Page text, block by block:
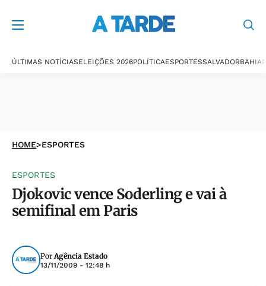
ÚLTIMAS NOTÍCIASELEIÇÕES 2026POLÍTICAESPORTESSALVADORBAHIA
HOME>ESPORTES
ESPORTES
Djokovic vence Soderling e vai à
semifinal em Paris
PorAgência Estado
13/11/2009 - 12:48 h